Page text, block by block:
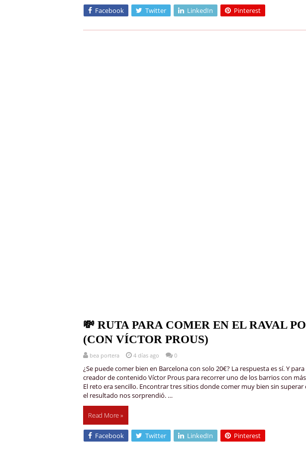
Facebook Twitter LinkedIn Pinterest
💸 RUTA PARA COMER EN EL RAVAL
(CON VÍCTOR PROUS)
bea portera 4 días ago 0
¿Se puede comer bien en Barcelona con solo 20€? La respuesta es sí. Y
creador de contenido Víctor Prous para recorrer uno de los barrios con
El reto era sencillo. Encontrar tres sitios donde comer muy bien sin
el resultado nos sorprendió. …
Read More »
Facebook Twitter LinkedIn Pinterest